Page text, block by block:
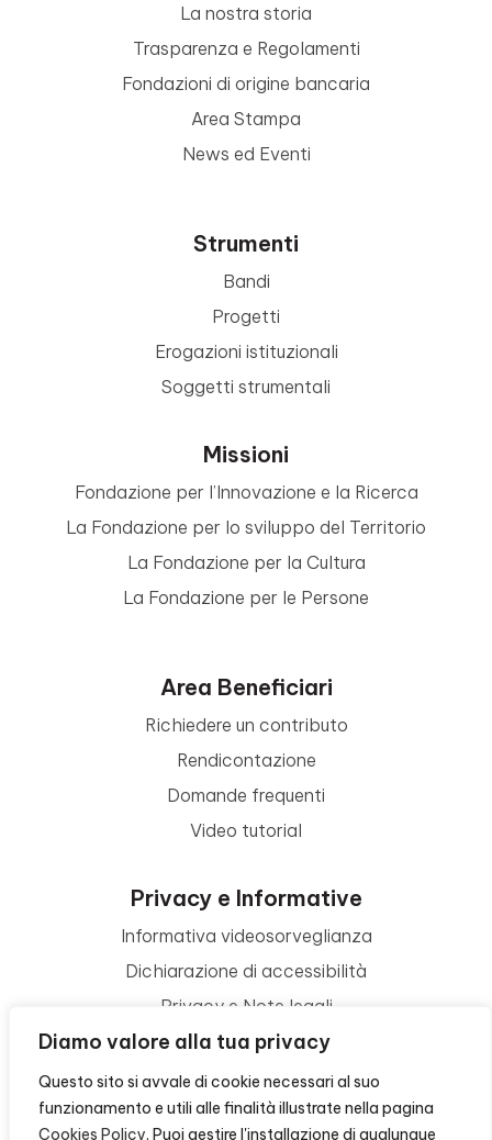
Diamo valore alla tua privacy
Questo sito si avvale di cookie necessari al suo
funzionamento e utili alle finalità illustrate nella pagina
Cookies Policy. Puoi gestire l'installazione di qualunque
La nostra storia
Trasparenza e Regolamenti
Fondazioni di origine bancaria
Area Stampa
News ed Eventi
Strumenti
Bandi
Progetti
Erogazioni istituzionali
Soggetti strumentali
Missioni
Fondazione per l’Innovazione e la Ricerca
La Fondazione per lo sviluppo del Territorio
La Fondazione per la Cultura
La Fondazione per le Persone
Area Beneficiari
Richiedere un contributo
Rendicontazione
Domande frequenti
Video tutorial
Privacy e Informative
Informativa videosorveglianza
Dichiarazione di accessibilità
Privacy e Note legali
Termini di utilizzo
Cookie policy
Contattaci